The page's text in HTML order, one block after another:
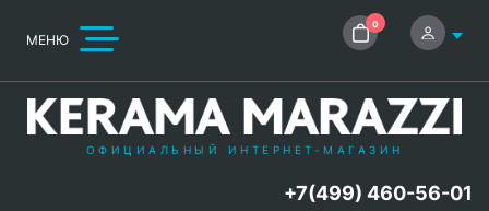
МЕНЮ
0
ОФИЦИАЛЬНЫЙ ИНТЕРНЕТ-МАГАЗИН
+7(499) 460-56-01